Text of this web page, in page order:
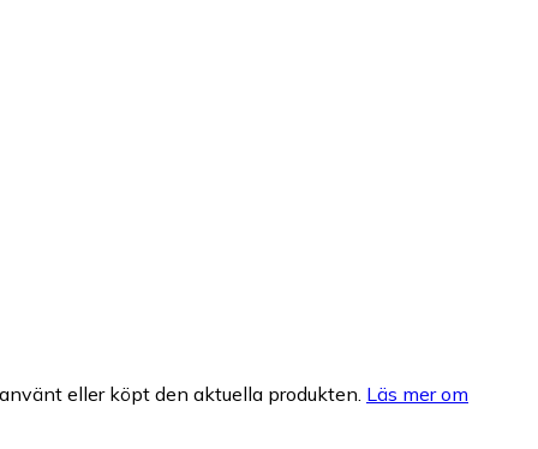
eller köpt den aktuella produkten. Läs mer om